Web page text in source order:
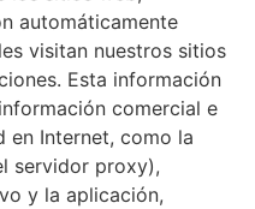
automáticamente
visitan nuestros sitios
Esta información
comercial e
en Internet, como la
servidor proxy),
y la aplicación,